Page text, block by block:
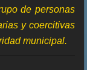
de personas
y coercitivas
municipal.